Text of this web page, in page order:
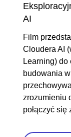
AI
Film
Cloudera AI
Learning)
budowania
zrozumieniu
połączyć się